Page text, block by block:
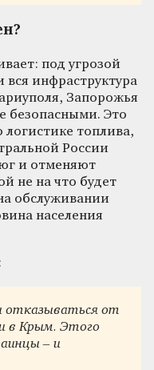
под угрозой
вся инфраструктура
Запорожья
безопасными. Это
логистике топлива,
России
и отменяют
не на что будет
обслуживании
населения
от
в Крым. Этого
– и